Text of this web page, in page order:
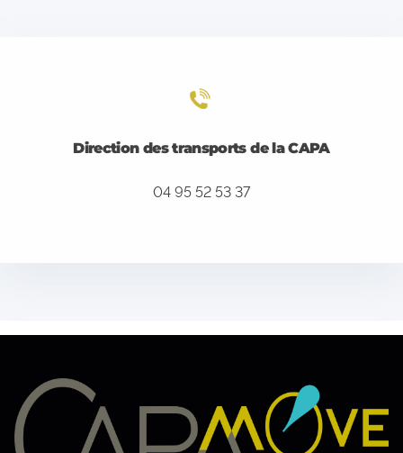
Direction des transports de la CAPA
04 95 52 53 37